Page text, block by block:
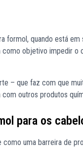
formol, quando está
objetivo impedir
– que faz com que
outros produtos
para os
como uma barreira de